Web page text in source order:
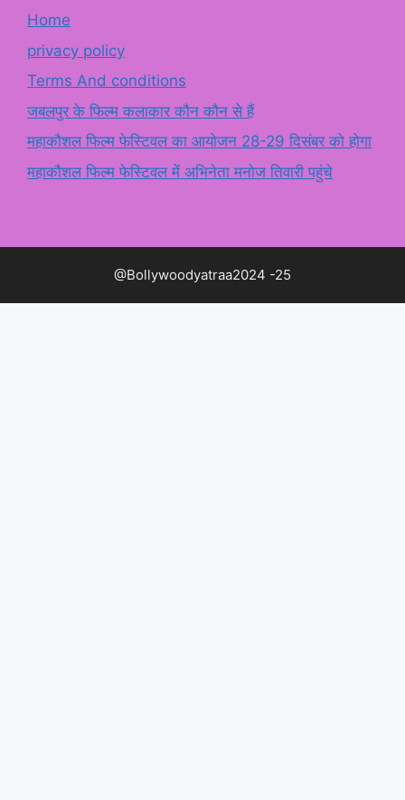
Home
privacy policy
Terms And conditions
जबलपुर के फिल्म कलाकार कौन कौन से हैं
महाकौशल फिल्म फेस्टिवल का आयोजन 28-29 दिसंबर को होगा
महाकौशल फिल्म फेस्टिवल में अभिनेता मनोज तिवारी पहुंचे
@Bollywoodyatraa2024 -25